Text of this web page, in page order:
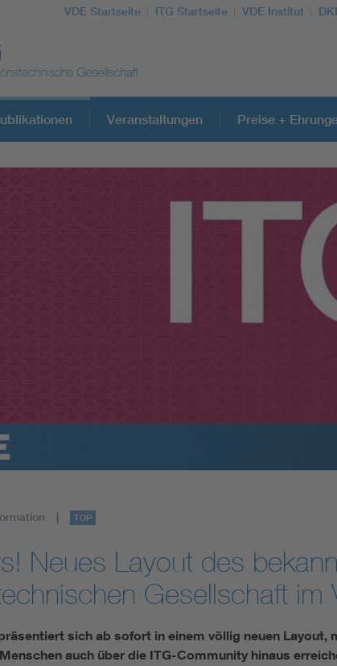
VDE Startseite ITG Startseite VDE Institut
Information and
Veranstaltungen Preise +
TOP
Neues Layout des
Gesellschaft im
sich ab sofort in einem völlig neuen
auch über die ITG-Community hinaus